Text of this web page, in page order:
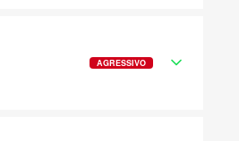
AGRESSIVO